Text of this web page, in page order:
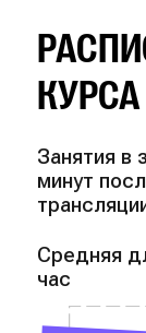
КУРСА
Занятия в
минут
Средняя
час